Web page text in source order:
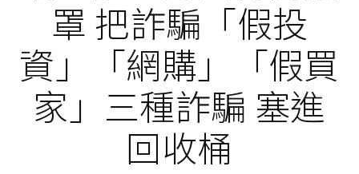
罩 把詐騙「假投
資」「網購」「假買
家」三種詐騙 塞進
回收桶